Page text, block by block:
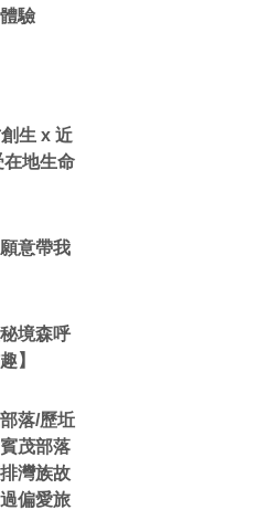
驗
生 x 近
在地生命
意帶我
境森呼
】
落/歷坵
茂部落
灣族故
偏愛旅